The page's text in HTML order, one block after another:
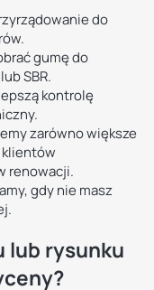
do
gumę do
SBR.
kontrolę
zarówno większe
klientów
renowacji.
gdy nie masz
lub rysunku